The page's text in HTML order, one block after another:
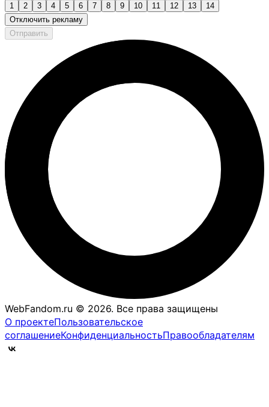
1 2 3 4 5 6 7 8 9 10 11 12 13
14
Отключить рекламу
Отправить
WebFandom.ru © 2026. Все права защищены
О проектеПользовательское
соглашениеКонфиденциальностьПравообладателям